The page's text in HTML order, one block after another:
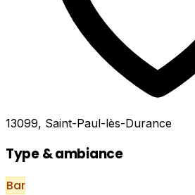
13099, Saint-Paul-lès-Durance
Type & ambiance
Bar